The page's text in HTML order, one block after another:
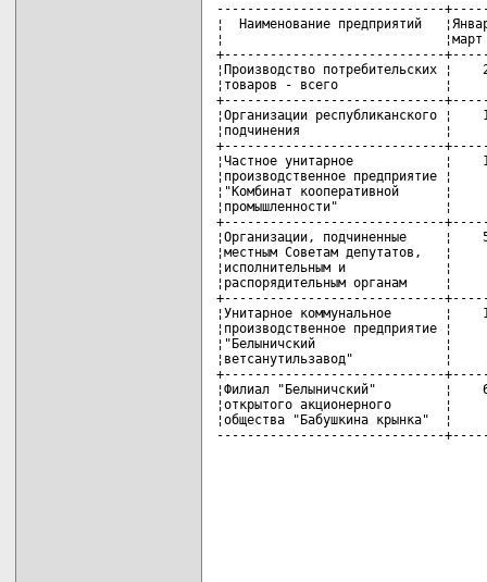
------------------------------
¦  Наименование предприятий
¦                             ¦март
+-----------------------------
¦Производство потребительских
¦товаров - всего
+-----------------------------
¦Организации республиканского
¦подчинения
+-----------------------------
¦Частное унитарное            ¦
¦производственное
¦"Комбинат кооперативной
¦промышленности"
+-----------------------------
¦Организации, подчиненные     ¦
¦местным Советам
¦исполнительным и
¦распорядительным
+-----------------------------
¦Унитарное коммунальное       ¦
¦производственное
¦"Белыничский
¦ветсанутильзавод"
+-----------------------------
¦Филиал "Белыничский"         ¦
¦открытого акционерного
¦общества "Бабушкина
------------------------------